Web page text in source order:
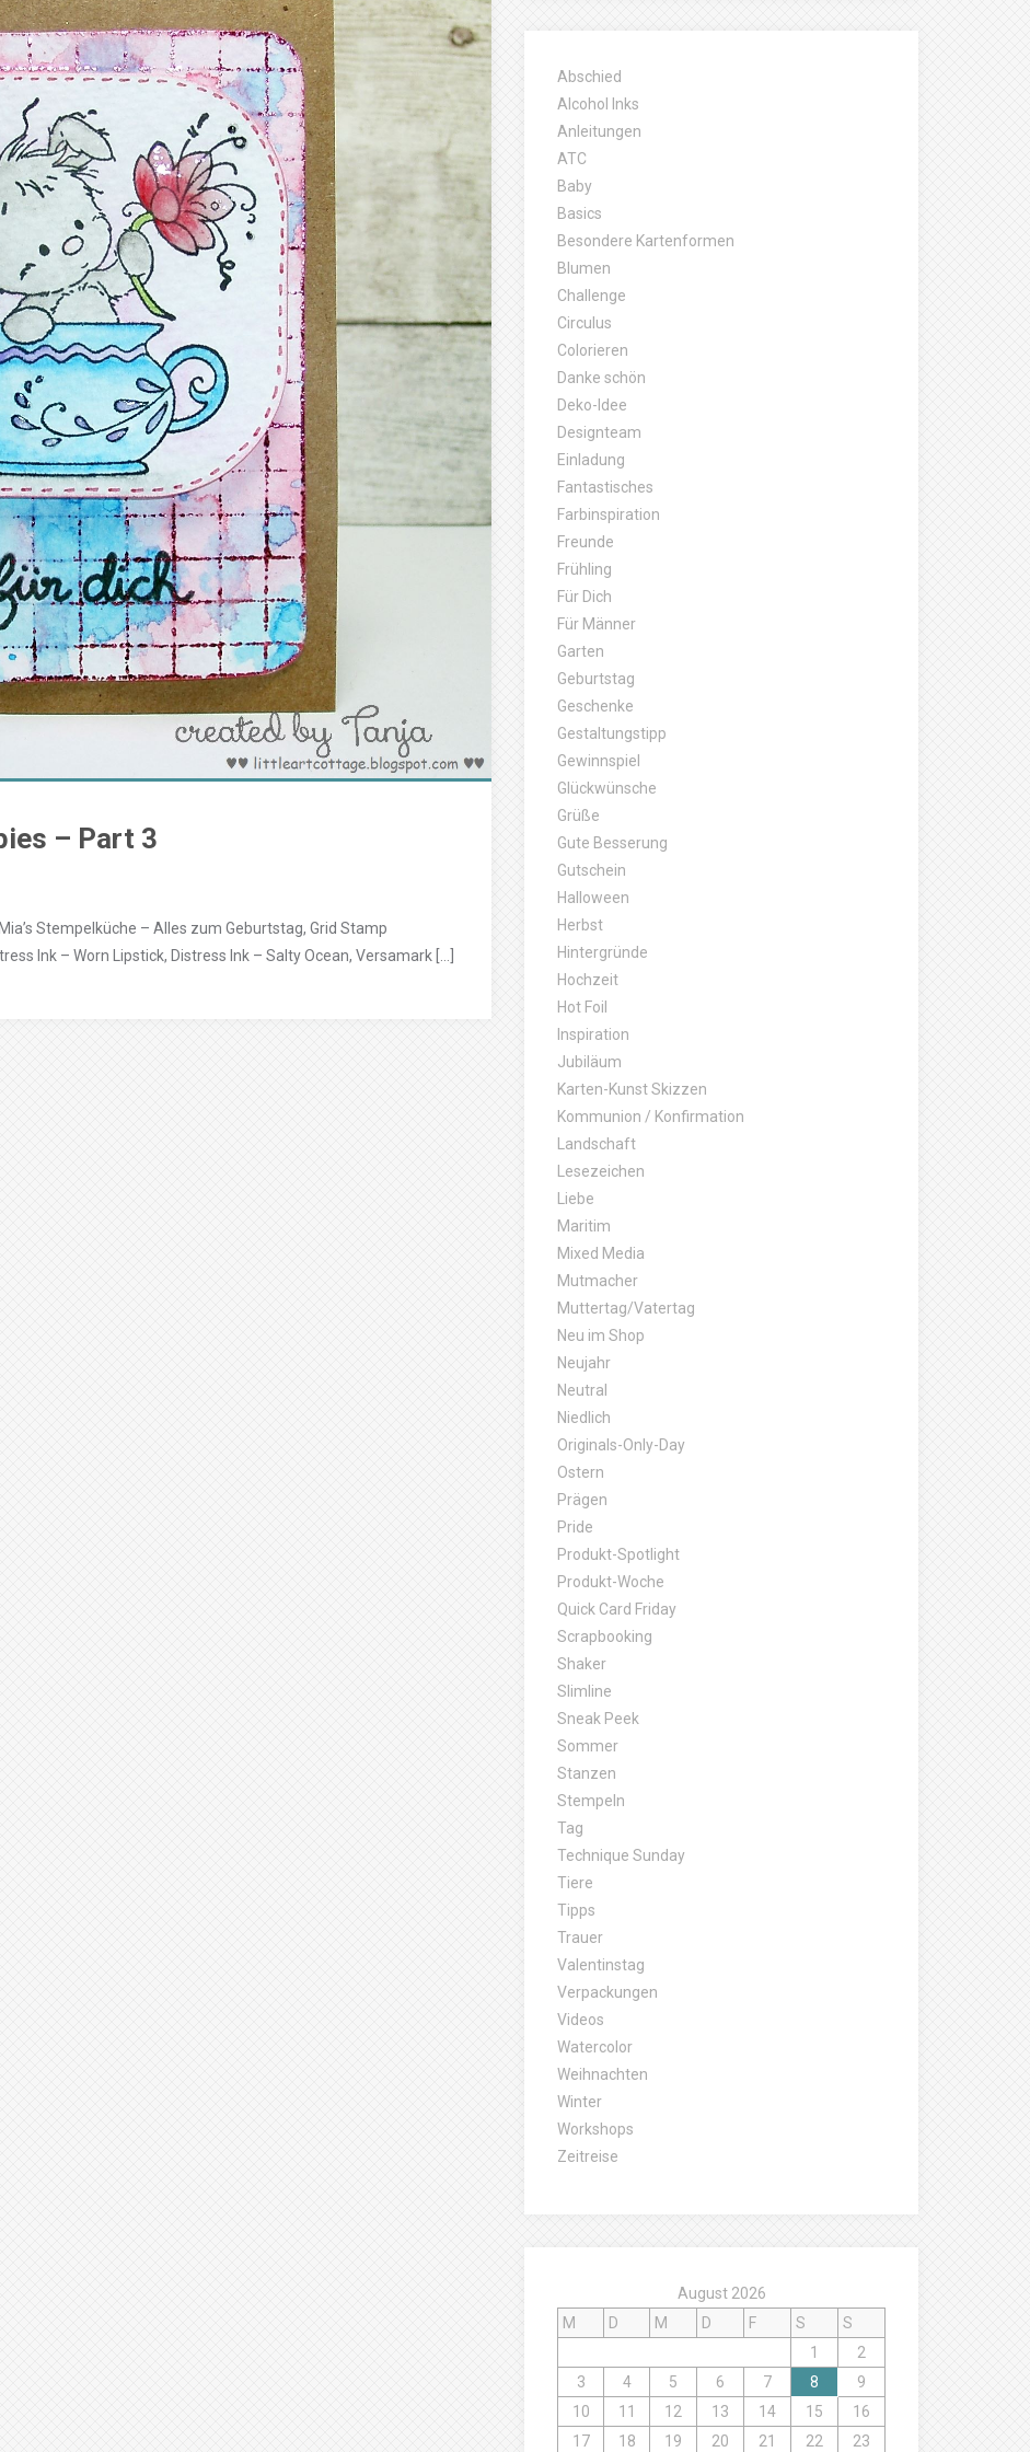
– Part 3
Stempelküche – Alles zum Geburtstag, Grid Stamp
Ink – Worn Lipstick, Distress Ink – Salty Ocean, Versamark […]
Abschied
Alcohol Inks
Anleitungen
ATC
Baby
Basics
Besondere Kartenformen
Blumen
Challenge
Circulus
Colorieren
Danke schön
Deko-Idee
Designteam
Einladung
Fantastisches
Farbinspiration
Freunde
Frühling
Für Dich
Für Männer
Garten
Geburtstag
Geschenke
Gestaltungstipp
Gewinnspiel
Glückwünsche
Grüße
Gute Besserung
Gutschein
Halloween
Herbst
Hintergründe
Hochzeit
Hot Foil
Inspiration
Jubiläum
Karten-Kunst Skizzen
Kommunion / Konfirmation
Landschaft
Lesezeichen
Liebe
Maritim
Mixed Media
Mutmacher
Muttertag/Vatertag
Neu im Shop
Neujahr
Neutral
Niedlich
Originals-Only-Day
Ostern
Prägen
Pride
Produkt-Spotlight
Produkt-Woche
Quick Card Friday
Scrapbooking
Shaker
Slimline
Sneak Peek
Sommer
Stanzen
Stempeln
Tag
Technique Sunday
Tiere
Tipps
Trauer
Valentinstag
Verpackungen
Videos
Watercolor
Weihnachten
Winter
Workshops
Zeitreise
August 2026
M
D M D F S
S
1
2
3
4 5 6 7 8
9
10
11 12 13 14 15
16
17
18 19 20 21 22 23